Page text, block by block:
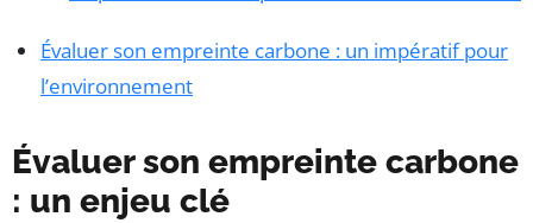
Évaluer son empreinte carbone : un impératif pour
l’environnement
Évaluer son empreinte carbone
: un enjeu clé